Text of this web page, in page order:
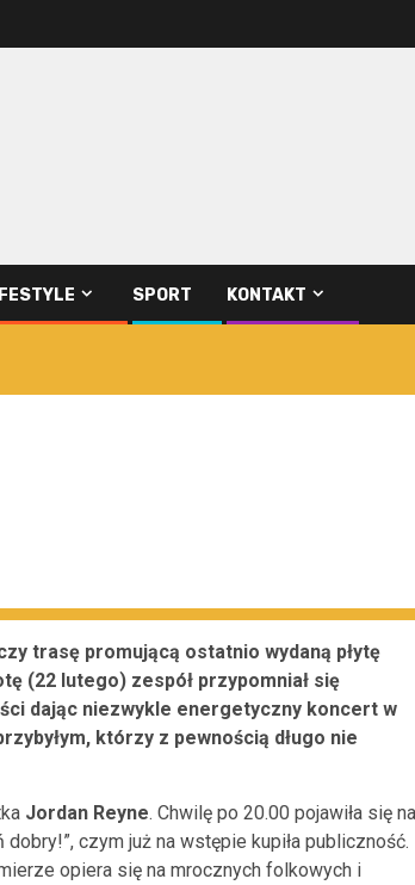
SPORT KONTAKT
trasę promującą ostatnio wydaną płytę
(22 lutego) zespół przypomniał się
dając niezwykle energetyczny koncert w
którzy z pewnością długo nie
Jordan Reyne. Chwilę po 20.00 pojawiła się na
czym już na wstępie kupiła publiczność.
opiera się na mrocznych folkowych i